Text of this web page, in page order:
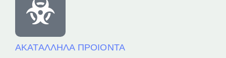
ΑΚΑΤΑΛΛΗΛΑ ΠΡΟΙΟΝΤΑ